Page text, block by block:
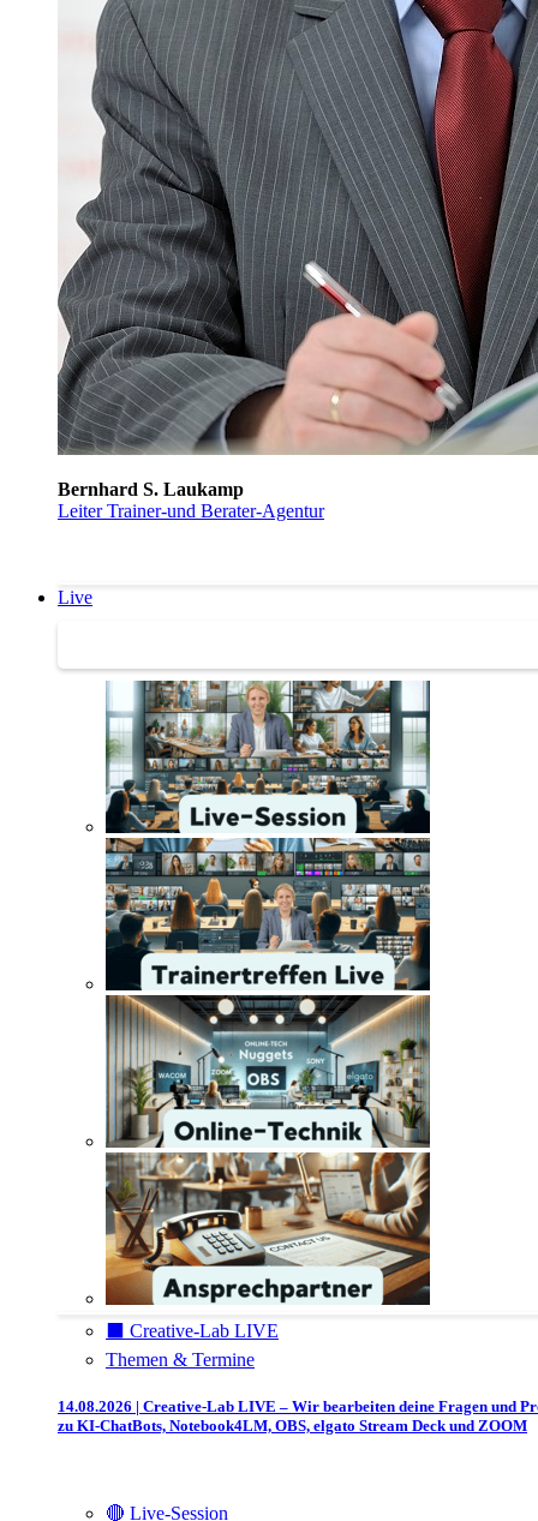
Bernhard S. Laukamp
Leiter Trainer-und Berater-Agentur
Live
⬛️ Creative-Lab LIVE
Themen & Termine
14.08.2026 | Creative-Lab LIVE – Wir bearbeiten deine Fragen und
zu KI-ChatBots, Notebook4LM, OBS, elgato Stream Deck und ZOOM
🔴 Live-Session